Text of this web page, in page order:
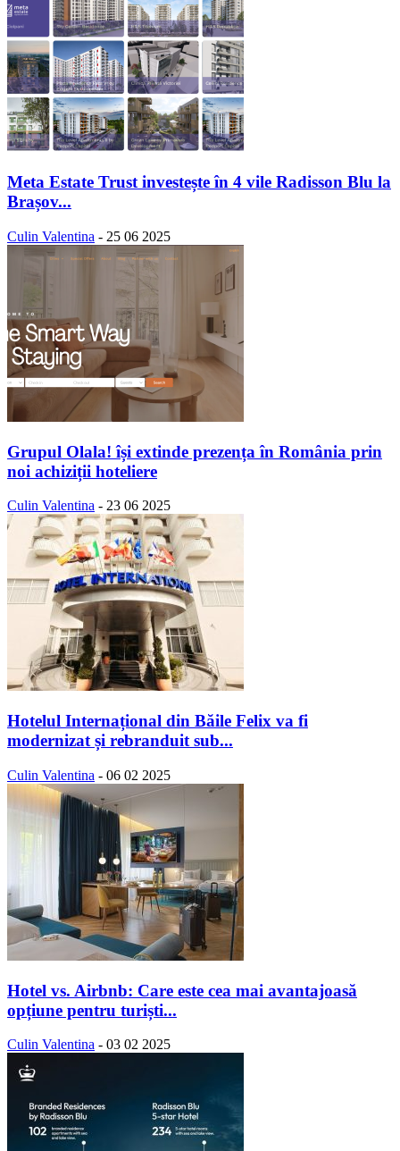
Meta Estate Trust investește în 4 vile Radisson Blu la
Brașov...
Culin Valentina - 25 06 2025
Grupul Olala! își extinde prezența în România prin
noi achiziții hoteliere
Culin Valentina - 23 06 2025
Hotelul Internațional din Băile Felix va fi
modernizat și rebranduit sub...
Culin Valentina - 06 02 2025
Hotel vs. Airbnb: Care este cea mai avantajoasă
opțiune pentru turiști...
Culin Valentina - 03 02 2025